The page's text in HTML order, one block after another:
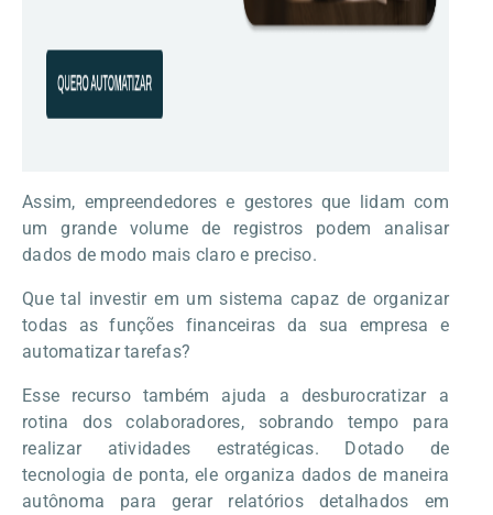
Assim, empreendedores e gestores que lidam com
um grande volume de registros podem analisar
dados de modo mais claro e preciso.
Que tal investir em um sistema capaz de organizar
todas as funções financeiras da sua empresa e
automatizar tarefas?
Esse recurso também ajuda a desburocratizar a
rotina dos colaboradores, sobrando tempo para
realizar atividades estratégicas. Dotado de
tecnologia de ponta, ele organiza dados de maneira
autônoma para gerar relatórios detalhados em